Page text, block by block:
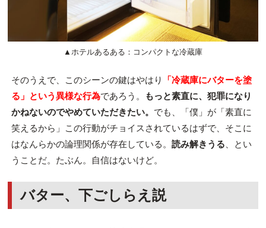
▲ホテルあるある：コンパクトな冷蔵庫
そのうえで、このシーンの鍵はやはり
「冷蔵庫にバターを塗
る」という異様な行為であろう。
もっと素直に、犯罪になり
かねないのでやめていただきたい。 でも、「僕」が「素直に
笑えるから」この行動がチョイスされているはずで、そこに
はなんらかの論理関係が存在している。 読み解きうる 、とい
うことだ。たぶん。自信はないけど。
バター、下ごしらえ説